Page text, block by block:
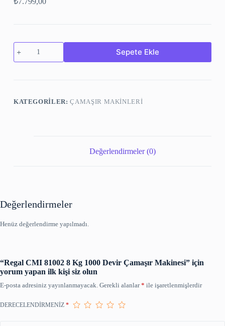
Sepete Ekle
KATEGORILER:ÇAMAŞIR MAKİNLERİ
Değerlendirmeler (0)
Değerlendirmeler
Henüz değerlendirme yapılmadı.
“Regal CMI 81002 8 Kg 1000 Devir Çamaşır Makinesi” için
yorum yapan ilk kişi siz olun
E-posta adresiniz yayınlanmayacak. Gerekli alanlar* ile işaretlenmişlerdir
DERECELENDIRMENIZ *